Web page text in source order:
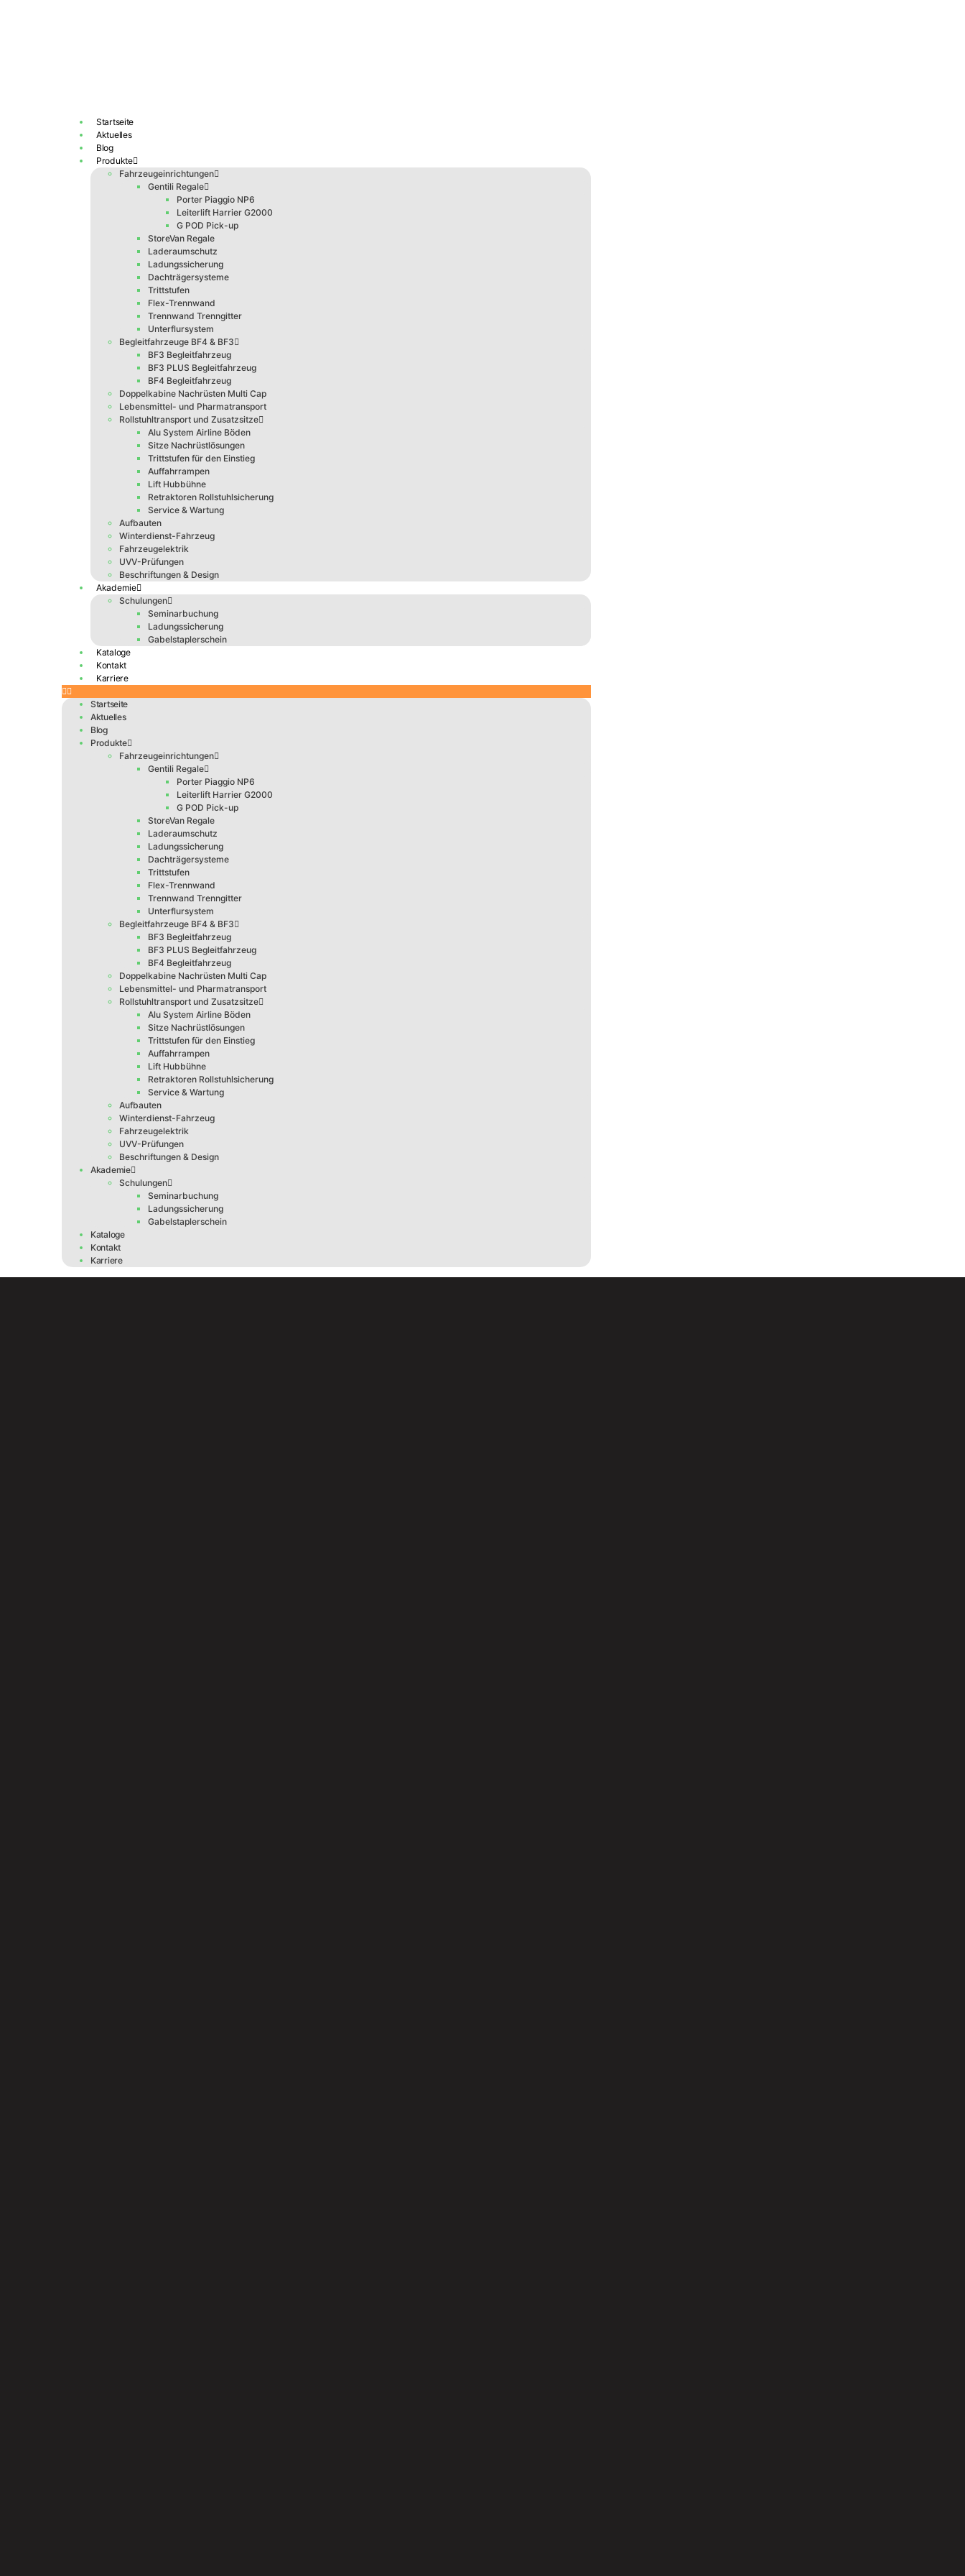
Startseite
Aktuelles
Blog
Produkte
Fahrzeugeinrichtungen
Gentili Regale
Porter Piaggio NP6
Leiterlift Harrier G2000
G POD Pick-up
StoreVan Regale
Laderaumschutz
Ladungssicherung
Dachträgersysteme
Trittstufen
Flex-Trennwand
Trennwand Trenngitter
Unterflursystem
Begleitfahrzeuge BF4 & BF3
BF3 Begleitfahrzeug
BF3 PLUS Begleitfahrzeug
BF4 Begleitfahrzeug
Doppelkabine Nachrüsten Multi Cap
Lebensmittel- und Pharmatransport
Rollstuhltransport und Zusatzsitze
Alu System Airline Böden
Sitze Nachrüstlösungen
Trittstufen für den Einstieg
Auffahrrampen
Lift Hubbühne
Retraktoren Rollstuhlsicherung
Service & Wartung
Aufbauten
Winterdienst-Fahrzeug
Fahrzeugelektrik
UVV-Prüfungen
Beschriftungen & Design
Akademie
Schulungen
Seminarbuchung
Ladungssicherung
Gabelstaplerschein
Kataloge
Kontakt
Karriere
Startseite
Aktuelles
Blog
Produkte
Fahrzeugeinrichtungen
Gentili Regale
Porter Piaggio NP6
Leiterlift Harrier G2000
G POD Pick-up
StoreVan Regale
Laderaumschutz
Ladungssicherung
Dachträgersysteme
Trittstufen
Flex-Trennwand
Trennwand Trenngitter
Unterflursystem
Begleitfahrzeuge BF4 & BF3
BF3 Begleitfahrzeug
BF3 PLUS Begleitfahrzeug
BF4 Begleitfahrzeug
Doppelkabine Nachrüsten Multi Cap
Lebensmittel- und Pharmatransport
Rollstuhltransport und Zusatzsitze
Alu System Airline Böden
Sitze Nachrüstlösungen
Trittstufen für den Einstieg
Auffahrrampen
Lift Hubbühne
Retraktoren Rollstuhlsicherung
Service & Wartung
Aufbauten
Winterdienst-Fahrzeug
Fahrzeugelektrik
UVV-Prüfungen
Beschriftungen & Design
Akademie
Schulungen
Seminarbuchung
Ladungssicherung
Gabelstaplerschein
Kataloge
Kontakt
Karriere